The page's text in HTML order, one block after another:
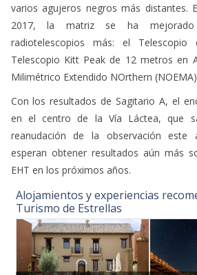
varios agujeros negros más distantes.
2017, la matriz se ha
radiotelescopios más: el Telescopio
Telescopio Kitt Peak de 12 metros en
Milimétrico Extendido NOrthern
Con los resultados de Sagitario A, el
en el centro de la Vía Láctea, que
reanudación de la observación este
esperan obtener resultados aún más
EHT en los próximos años.
Alojamientos y experiencias
Turismo de Estrellas